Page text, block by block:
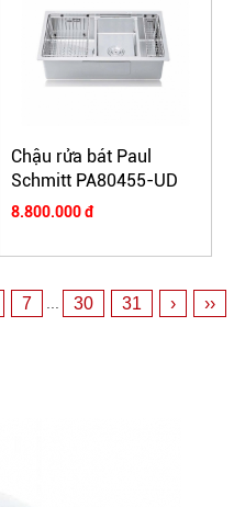
Chậu rửa bát Paul
Schmitt PA80455-UD
8.800.000 đ
7 30 31 › ››